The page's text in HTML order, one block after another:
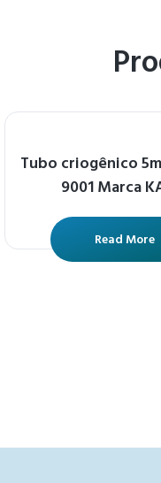
Tubo criogênico
9001 Marca
Read More